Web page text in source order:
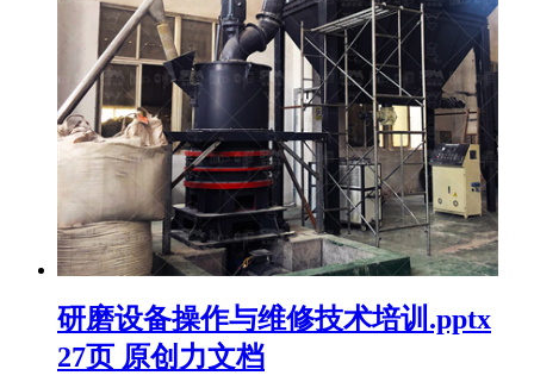
研磨设备操作与维修技术培训.pptx
27页 原创力文档